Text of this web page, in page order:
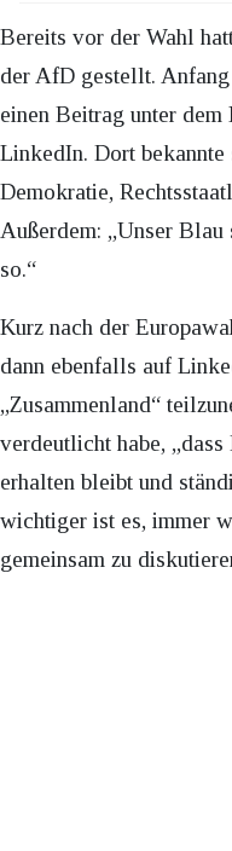
Bereits vor der Wahl
der AfD gestellt.
einen Beitrag unter
LinkedIn. Dort
Demokratie,
Außerdem: „Unser
so.“
Kurz nach der
dann ebenfalls auf
„Zusammenland“
verdeutlicht habe,
erhalten bleibt und
wichtiger ist es, immer
gemeinsam zu